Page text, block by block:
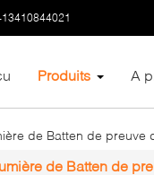
Produits A
de Batten de preuve
de Batten de